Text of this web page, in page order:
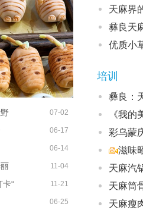
07-02
06-17
06-14
11-04
11-21
“
06-25
天麻界
彝良天
优质小
培训
彝良：
《我
彩乌蒙
滋味
天麻汽
天麻筒
天麻瘦